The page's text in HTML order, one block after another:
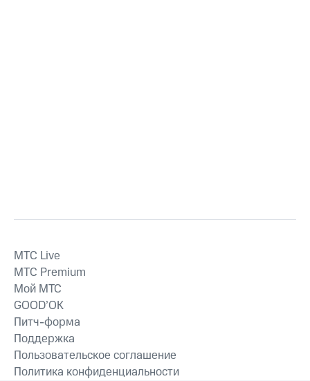
MTС Live
MTС Premium
Мой МТС
GOOD’OK
Питч-форма
Поддержка
Пользовательское соглашение
Политика конфиденциальности